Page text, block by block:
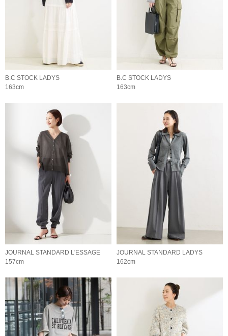
B.C STOCK LADYS
163cm
B.C STOCK LADYS
163cm
JOURNAL STANDARD L'ESSAGE
157cm
JOURNAL STANDARD LADYS
162cm